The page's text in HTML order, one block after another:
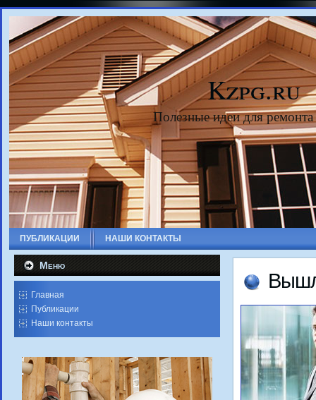
Kzpg.ru
Полезные идеи для
ПУБЛИКАЦИИ НАШИ КОНТАКТЫ
Меню
Главная
Публикации
Наши контакты